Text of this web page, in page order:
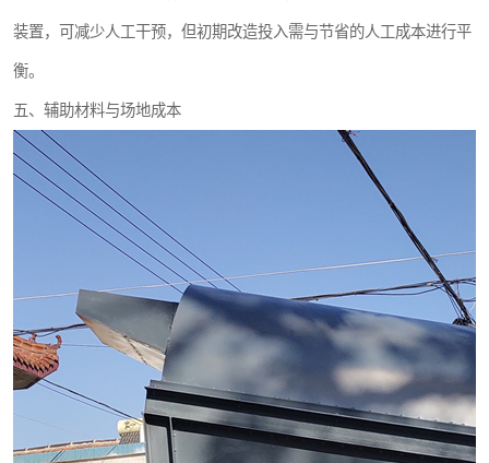
装置，可减少人工干预，但初期改造投入需与节省的人工成本进行平
衡。
五、辅助材料与场地成本